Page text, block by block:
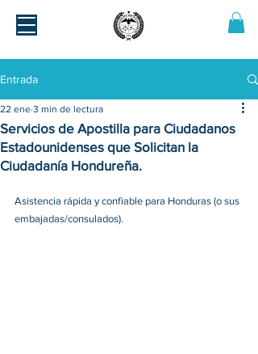
Entrada
Servicios de Apostilla para Ciudadanos
Estadounidenses que Solicitan la
Ciudadanía Hondureña.
22 ene 3 min de lectura
Asistencia rápida y confiable para Honduras (o sus
embajadas/consulados).